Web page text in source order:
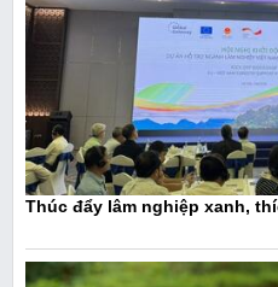
Thúc đẩy lâm nghiệp xanh,